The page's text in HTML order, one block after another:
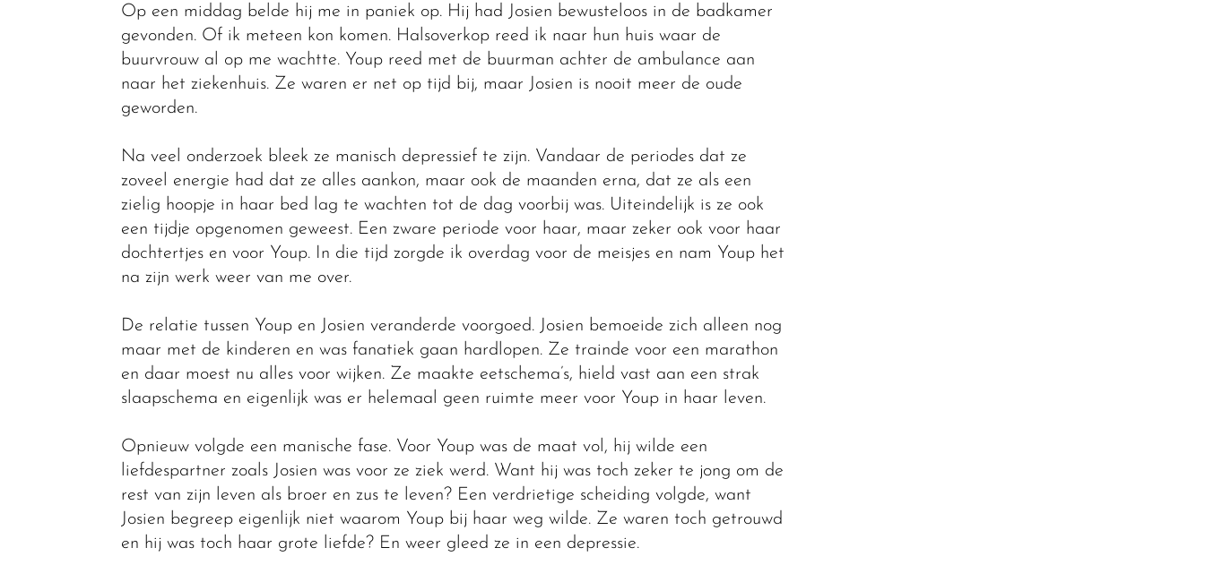
Op een middag belde hij me in paniek op. Hij had Josien bewusteloos in de badkamer
gevonden. Of ik meteen kon komen. Halsoverkop reed ik naar hun huis waar de
buurvrouw al op me wachtte. Youp reed met de buurman achter de ambulance aan
naar het ziekenhuis. Ze waren er net op tijd bij, maar Josien is nooit meer de oude
geworden.
Na veel onderzoek bleek ze manisch depressief te zijn. Vandaar de periodes dat ze
zoveel energie had dat ze alles aankon, maar ook de maanden erna, dat ze als een
zielig hoopje in haar bed lag te wachten tot de dag voorbij was. Uiteindelijk is ze ook
een tijdje opgenomen geweest. Een zware periode voor haar, maar zeker ook voor haar
dochtertjes en voor Youp. In die tijd zorgde ik overdag voor de meisjes en nam Youp het
na zijn werk weer van me over.
De relatie tussen Youp en Josien veranderde voorgoed. Josien bemoeide zich alleen nog
maar met de kinderen en was fanatiek gaan hardlopen. Ze trainde voor een marathon
en daar moest nu alles voor wijken. Ze maakte eetschema’s, hield vast aan een strak
slaapschema en eigenlijk was er helemaal geen ruimte meer voor Youp in haar leven.
Opnieuw volgde een manische fase. Voor Youp was de maat vol, hij wilde een
liefdespartner zoals Josien was voor ze ziek werd. Want hij was toch zeker te jong om de
rest van zijn leven als broer en zus te leven? Een verdrietige scheiding volgde, want
Josien begreep eigenlijk niet waarom Youp bij haar weg wilde. Ze waren toch getrouwd
en hij was toch haar grote liefde? En weer gleed ze in een depressie.